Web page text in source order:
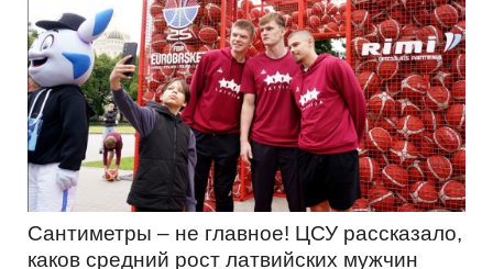
Сантиметры – не главное! ЦСУ рассказало,
каков средний рост латвийских мужчин